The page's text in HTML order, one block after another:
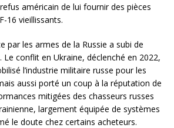
américain de lui fournir des pièces
16 vieillissants.
par les armes de la Russie a subi de
Le conflit en Ukraine, déclenché en 2022,
l’industrie militaire russe pour les
aussi porté un coup à la réputation de
mitigées des chasseurs russes
largement équipée de systèmes
le doute chez certains acheteurs.